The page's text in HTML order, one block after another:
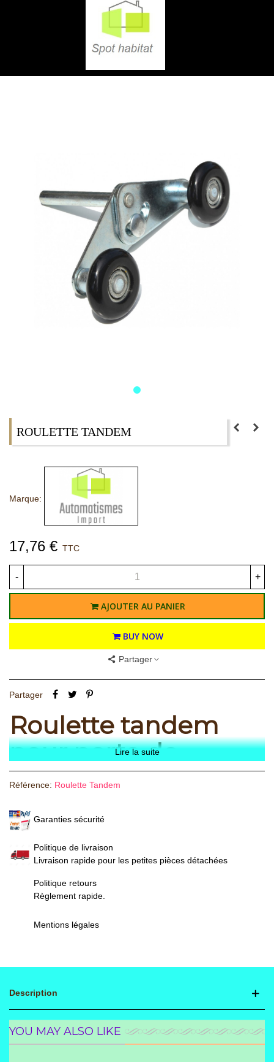
ROULETTE TANDEM
Marque:
17,76 € TTC
- +
AJOUTER AU PANIER
BUY NOW
Partager
Partager
Roulette tandem
pour porte de
garage sectionnelle
(l'unité)
Lire la suite
Référence: Roulette Tandem
Garanties sécurité
Politique de livraison
Livraison rapide pour les petites pièces détachées
Politique retours
Règlement rapide.
Mentions légales
Description
YOU MAY ALSO LIKE